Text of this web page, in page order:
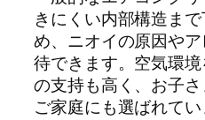
きにくい内部構造ま
め、ニオイの原因や
待できます。空気環
の支持も高く、お子
ご家庭にも選ばれてい